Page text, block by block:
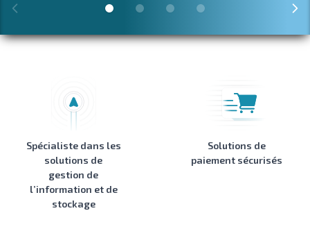
Spécialiste dans les
solutions de
gestion de
l’information et de
stockage
Solutions de
paiement sécurisés